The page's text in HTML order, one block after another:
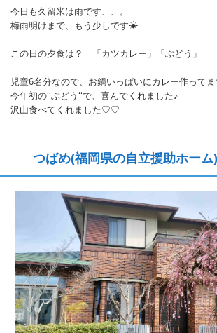
今日も久留米は雨です、、。
梅雨明けまで、もう少しです☀
この日の夕食は？ 「カツカレー」「ぶどう」
児童6名分なので、お鍋いっぱいにカレー作って
今年初の‘‘ぶどう‘‘で、喜んでくれました♪
沢山食べてくれました♡♡
つばめ(福岡県の自立援助ホーム